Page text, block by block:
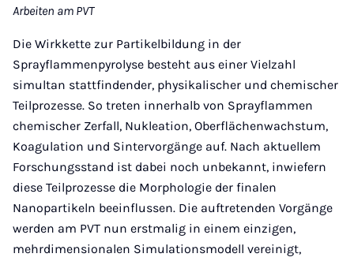
Arbeiten am PVT
Die Wirkkette zur Partikelbildung in der
Sprayflammenpyrolyse besteht aus einer Vielzahl
simultan stattfindender, physikalischer und chemischer
Teilprozesse. So treten innerhalb von Sprayflammen
chemischer Zerfall, Nukleation, Oberflächenwachstum,
Koagulation und Sintervorgänge auf. Nach aktuellem
Forschungsstand ist dabei noch unbekannt, inwiefern
diese Teilprozesse die Morphologie der finalen
Nanopartikeln beeinflussen. Die auftretenden Vorgänge
werden am PVT nun erstmalig in einem einzigen,
mehrdimensionalen Simulationsmodell vereinigt,